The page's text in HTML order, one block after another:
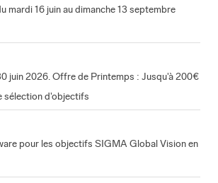
mardi 16 juin au dimanche 13 septembre
juin 2026. Offre de Printemps : Jusqu'à 200€
sélection d'objectifs
pour les objectifs SIGMA Global Vision en